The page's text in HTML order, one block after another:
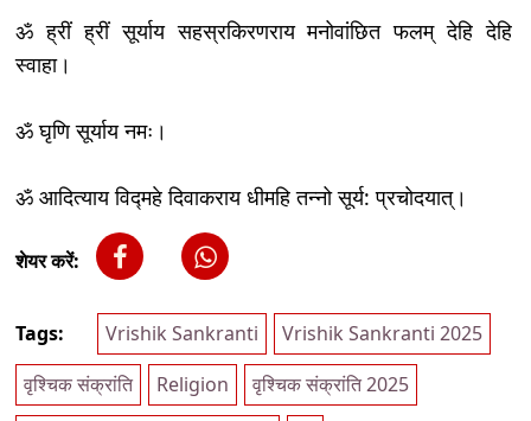
ॐ ह्रीं ह्रीं सूर्याय सहस्रकिरणराय मनोवांछित फलम् देहि देहि
स्वाहा।
ॐ घृणि सूर्याय नमः।
ॐ आदित्याय विद्महे दिवाकराय धीमहि तन्नो सूर्य: प्रचोदयात्।
शेयर करें:
Tags: Vrishik Sankranti
Vrishik Sankranti 2025
वृश्चिक संक्रांति
Religion
वृश्चिक संक्रांति 2025